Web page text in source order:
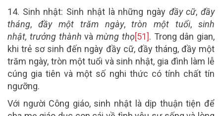
14. Sinh nhật: Sinh nhật là những ngày đầy cữ,đầy
tháng, đầy một trăm ngày,tròn một tuổi, sinh
nhật, trưởng thành và mừng thọ[51]. Trong dân gian,
khi trẻ sơ sinh đến ngày đầy cữ, đầy tháng, đầy một
trăm ngày, tròn một tuổi và sinh nhật, gia đình làm lễ
cúng gia tiên và một số nghi thức có tính chất tín
ngưỡng.
Với người Công giáo, sinh nhật là dịp thuận tiện để